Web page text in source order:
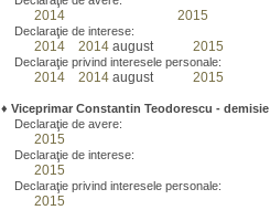
2014 2015
Declaraţie de interese:
2014 2014august 2015
Declaraţie privind interesele personale:
2014 2014august 2015
♦ Viceprimar Constantin Teodorescu - demisie
Declaraţie de avere:
2015
Declaraţie de interese:
2015
Declaraţie privind interesele personale:
2015